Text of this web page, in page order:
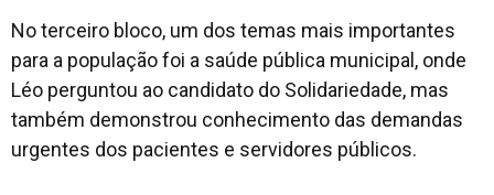
No terceiro bloco, um dos temas mais importantes
para a população foi a saúde pública municipal, onde
Léo perguntou ao candidato do Solidariedade, mas
também demonstrou conhecimento das demandas
urgentes dos pacientes e servidores públicos.